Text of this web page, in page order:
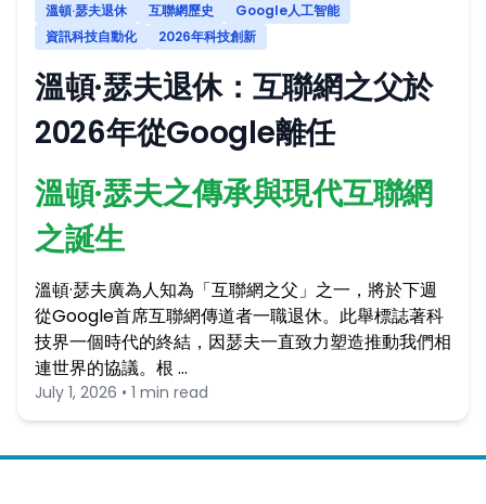
溫頓·瑟夫退休 互聯網歷史
Google人工智能
資訊科技自動化
2026年科技創新
溫頓·瑟夫退休：互聯網之父於
2026年從Google離任
溫頓·瑟夫之傳承與現代互聯網
之誕生
溫頓·瑟夫廣為人知為「互聯網之父」之一，將於下週
從Google首席互聯網傳道者一職退休。此舉標誌著科
技界一個時代的終結，因瑟夫一直致力塑造推動我們相
連世界的協議。根 …
July 1, 2026 • 1 min read